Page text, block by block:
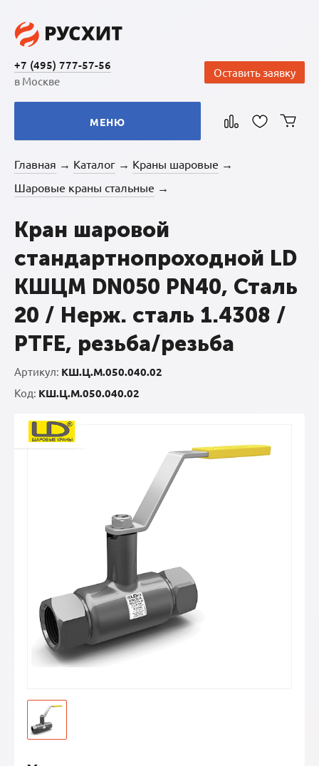
+7 (495) 777-57-56
в Москве
Оставить заявку
МЕНЮ
Главная → Каталог → Краны шаровые →
Шаровые краны стальные →
Кран шаровой
стандартнопроходной LD
КШЦМ DN050 PN40, Сталь
20 / Нерж. сталь 1.4308 /
PTFE, резьба/резьба
Артикул: КШ.Ц.М.050.040.02
Код: КШ.Ц.М.050.040.02